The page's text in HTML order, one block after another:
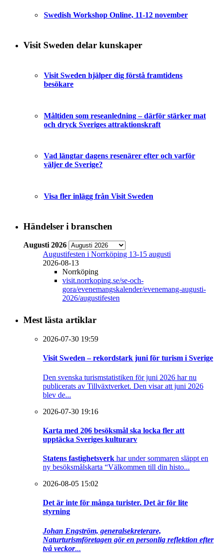
Swedish Workshop Online, 11-12 november
Visit Sweden delar kunskaper
Visit Sweden hjälper dig förstå framtidens
besökare
Måltiden som reseanledning – därför stärker mat
och dryck Sveriges attraktionskraft
Vad längtar dagens resenärer efter och varför
väljer de Sverige?
Visa fler inlägg från Visit Sweden
Händelser i branschen
Augusti 2026
Augustifesten i Norrköping 13-15 augusti
2026-08-13
Norrköping
visit.norrkoping.se/se-och-
gora/evenemangskalender/evenemang-augusti-
2026/augustifesten
Mest lästa artiklar
2026-07-30 19:59
Visit Sweden – rekordstark juni för turism i Sverige
Den svenska turismstatistiken för juni 2026 har nu
publicerats av Tillväxtverket. Den visar att juni 2026
blev de...
2026-07-30 19:16
Karta med 206 besöksmål ska locka fler att
upptäcka Sveriges kulturarv
Statens fastighetsverk har under sommaren släppt en
ny besöksmålskarta “Välkommen till din histo...
2026-08-05 15:02
Det är inte för många turister. Det är för lite
styrning
Johan Engström, generalsekreterare,
Naturturismföretagen gör en personlig reflektion efter
två veckor...